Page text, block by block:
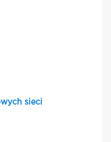
sieci